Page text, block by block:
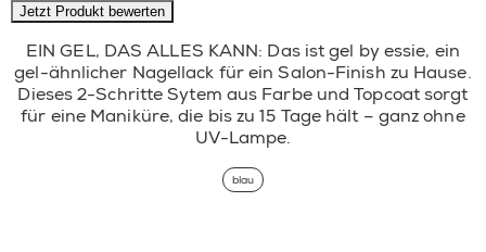
Jetzt Produkt bewerten
EIN GEL, DAS ALLES KANN: Das ist gel by essie, ein
gel-ähnlicher Nagellack für ein Salon-Finish zu Hause.
Dieses 2-Schritte Sytem aus Farbe und Topcoat sorgt
für eine Maniküre, die bis zu 15 Tage hält – ganz ohne
UV-Lampe.
blau